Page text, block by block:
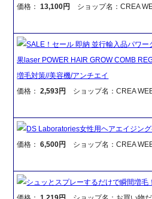
価格：13,100円 ショップ名：CREA
SALE！セール 即納 並行輸入品パワ
果laser POWER HAIR GROW COMB
増毛対策//美容機/アンチエイ
価格：2,593円 ショップ名：CREA
DS Laboratories女性用ヘアエイジン
価格：6,500円 ショップ名：CREA
シュッとスプレーするだけで瞬間増